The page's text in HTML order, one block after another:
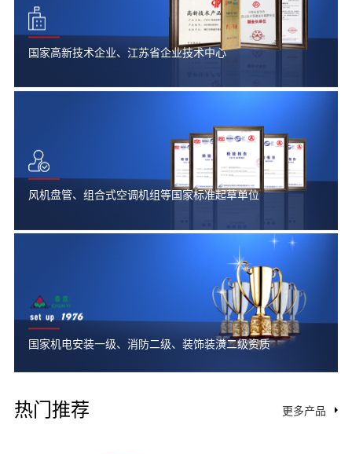
国家高新技术企业、江苏省企业技术中心
风机盘管、组合式空调机组等国家标准起草单位
国家机电安装一级、消防二级、装饰装潢二级资质
热门推荐 更多产品